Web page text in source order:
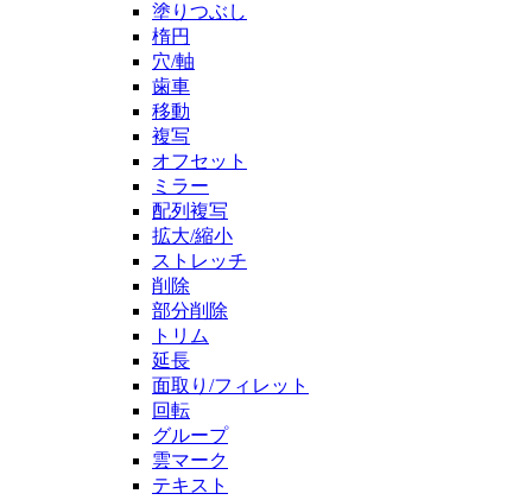
塗りつぶし
楕円
穴/軸
歯車
移動
複写
オフセット
ミラー
配列複写
拡大/縮小
ストレッチ
削除
部分削除
トリム
延長
面取り/フィレット
回転
グループ
雲マーク
テキスト